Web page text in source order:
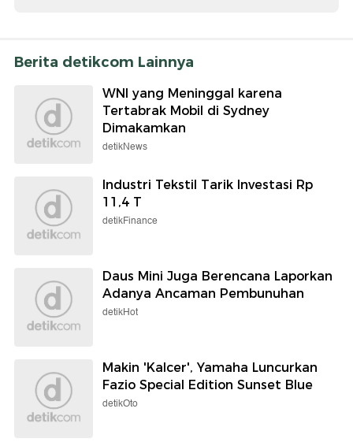
Berita detikcom Lainnya
WNI yang Meninggal karena
Tertabrak Mobil di Sydney
Dimakamkan
detikNews
Industri Tekstil Tarik Investasi Rp
11,4 T
detikFinance
Daus Mini Juga Berencana Laporkan
Adanya Ancaman Pembunuhan
detikHot
Makin 'Kalcer', Yamaha Luncurkan
Fazio Special Edition Sunset Blue
detikOto